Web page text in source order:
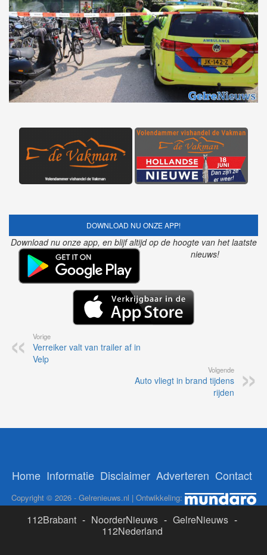
DOWNLOAD NU ONZE APP!
Download nu onze app, en blijf altijd op de hoogte van het laatste
nieuws!
Vorige
Verreiker valt van trailer af in
Velp
Volgende
Auto vliegt in brand tijdens
rijden
Home Informatie Disclaimer Adverteren Contact
Copyright © 2026 - Gelrenieuws.nl | Ontwikkeling:
112Brabant - NoorderNieuws - GelreNieuws -
112Nederland